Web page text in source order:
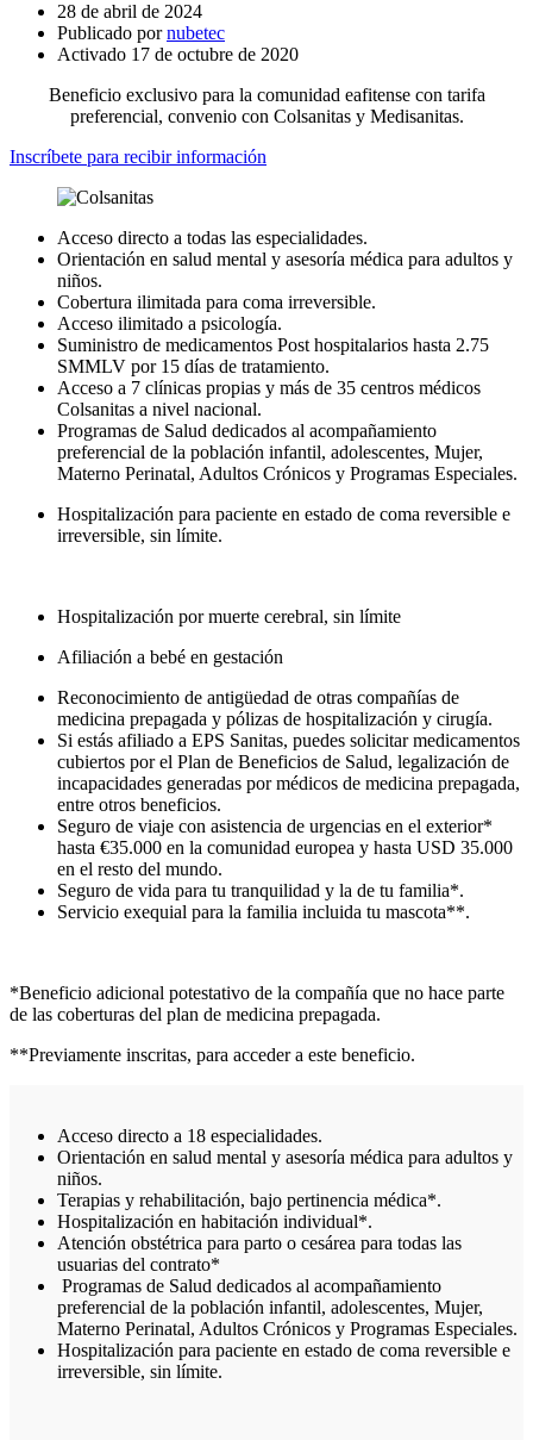
28 de abril de 2024
Publicado por nubetec
Activado 17 de octubre de 2020
Beneficio exclusivo para la comunidad eafitense con tarifa
preferencial, convenio con Colsanitas y Medisanitas.
Inscríbete para recibir información
Acceso directo a todas las especialidades.
Orientación en salud mental y asesoría médica para adultos y
niños.
Cobertura ilimitada para coma irreversible.
Acceso ilimitado a psicología.
Suministro de medicamentos Post hospitalarios hasta 2.75
SMMLV por 15 días de tratamiento.
Acceso a 7 clínicas propias y más de 35 centros médicos
Colsanitas a nivel nacional.
Programas de Salud dedicados al acompañamiento
preferencial de la población infantil, adolescentes, Mujer,
Materno Perinatal, Adultos Crónicos y Programas Especiales.
Hospitalización para paciente en estado de coma reversible e
irreversible, sin límite.
Hospitalización por muerte cerebral, sin límite
Afiliación a bebé en gestación
Reconocimiento de antigüedad de otras compañías de
medicina prepagada y pólizas de hospitalización y cirugía.
Si estás afiliado a EPS Sanitas, puedes solicitar medicamentos
cubiertos por el Plan de Beneficios de Salud, legalización de
incapacidades generadas por médicos de medicina prepagada,
entre otros beneficios.
Seguro de viaje con asistencia de urgencias en el exterior*
hasta €35.000 en la comunidad europea y hasta USD 35.000
en el resto del mundo.
Seguro de vida para tu tranquilidad y la de tu familia*.
Servicio exequial para la familia incluida tu mascota**.
*Beneficio adicional potestativo de la compañía que no hace parte
de las coberturas del plan de medicina prepagada.
**Previamente inscritas, para acceder a este beneficio.
Acceso directo a 18 especialidades.
Orientación en salud mental y asesoría médica para adultos y
niños.
Terapias y rehabilitación, bajo pertinencia médica*.
Hospitalización en habitación individual*.
Atención obstétrica para parto o cesárea para todas las
usuarias del contrato*
Programas de Salud dedicados al acompañamiento
preferencial de la población infantil, adolescentes, Mujer,
Materno Perinatal, Adultos Crónicos y Programas Especiales.
Hospitalización para paciente en estado de coma reversible e
irreversible, sin límite.